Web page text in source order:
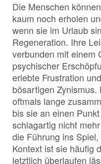
Die Menschen
kaum noch erholen
wenn sie im Urlaub
Regeneration. Ihre
verbunden mit einem
psychischer
erlebte Frustration
bösartigen
oftmals lange
bis sie an einen
schlagartig nicht
die Führung ins
Kontext ist sie häufig
letztlich überlaufen